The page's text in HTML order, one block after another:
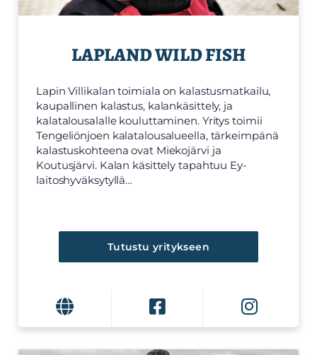
LAPLAND WILD FISH
Lapin Villikalan toimiala on kalastusmatkailu,
kaupallinen kalastus, kalankäsittely, ja
kalatalousalalle kouluttaminen. Yritys toimii
Tengeliönjoen kalatalousalueella, tärkeimpänä
kalastuskohteena ovat Miekojärvi ja
Koutusjärvi. Kalan käsittely tapahtuu Ey-
laitoshyväksytyllä…
Tutustu yritykseen